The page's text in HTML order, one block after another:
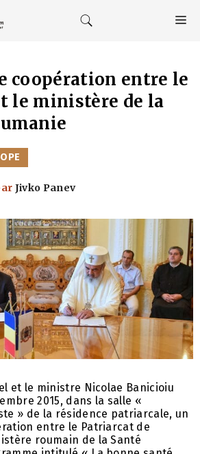
coopération entre le
le ministère de la
Jivko Panev
et le ministre Nicolae Banicioiu
2015, dans la salle «
» de la résidence patriarcale, un
entre le Patriarcat de
roumain de la Santé